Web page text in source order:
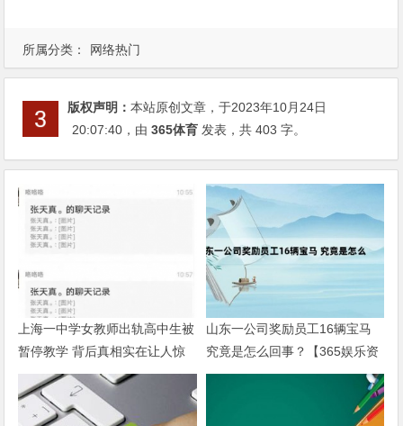
所属分类： 网络热门
版权声明：本站原创文章，于2023年10月24日
20:07:40 ，由365体育 发表，共 403 字。
上海一中学女教师出轨高中生被
暂停教学 背后真相实在让人惊
愕【365娱乐资讯网】
山东一公司奖励员工16辆宝马
究竟是怎么回事？【365娱乐资
讯网】